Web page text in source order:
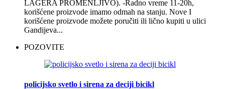
LAGERA PROMENLJIVO). -Radno vreme 11-20h,
korišćene proizvode imamo odmah na stanju. Nove I
korišćene proizvode možete poručiti ili lično kupiti u ulici
Gandijeva...
POZOVITE
policijsko svetlo i sirena za deciji bicikl